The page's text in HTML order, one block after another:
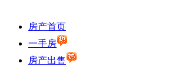
房产首页
一手房
房产出售